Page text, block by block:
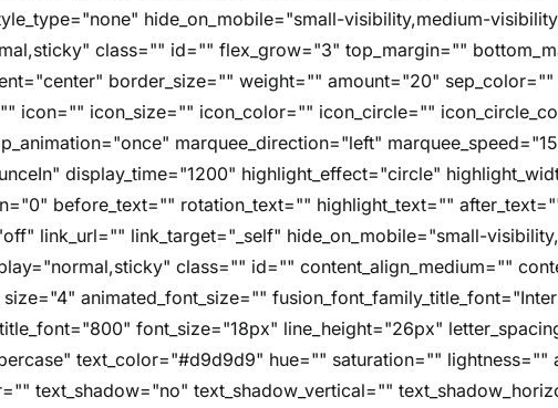
hide_on_mobile="small-visibility,medium-
class="" id="" flex_grow="3" top_margin=""
border_size="" weight="" amount="20"
icon="" icon_size="" icon_color="" icon_circle=""
marquee_direction="left"
display_time="1200" highlight_effect="circle"
before_text="" rotation_text="" highlight_text=""
link_url="" link_target="_self" hide_on_mobile="small-
class="" id="" content_align_medium=""
animated_font_size=""
font_size="18px" line_height="26px"
text_color="#d9d9d9" hue="" saturation="" lightness=""
text_shadow="no" text_shadow_vertical=""